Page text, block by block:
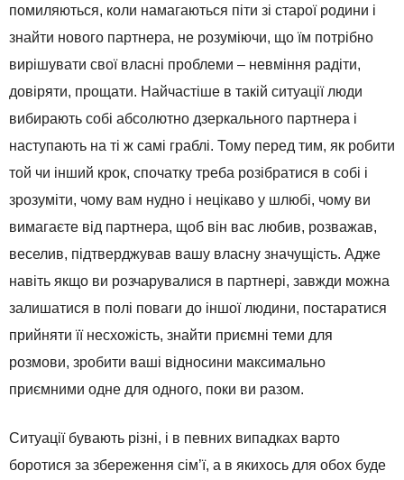
помиляються, коли намагаються піти зі старої родини і
знайти нового партнера, не розуміючи, що їм потрібно
вирішувати свої власні проблеми – невміння радіти,
довіряти, прощати. Найчастіше в такій ситуації люди
вибирають собі абсолютно дзеркального партнера і
наступають на ті ж самі граблі. Тому перед тим, як робити
той чи інший крок, спочатку треба розібратися в собі і
зрозуміти, чому вам нудно і нецікаво у шлюбі, чому ви
вимагаєте від партнера, щоб він вас любив, розважав,
веселив, підтверджував вашу власну значущість. Адже
навіть якщо ви розчарувалися в партнері, завжди можна
залишатися в полі поваги до іншої людини, постаратися
прийняти її несхожість, знайти приємні теми для
розмови, зробити ваші відносини максимально
приємними одне для одного, поки ви разом.
Ситуації бувають різні, і в певних випадках варто
боротися за збереження сім’ї, а в якихось для обох буде